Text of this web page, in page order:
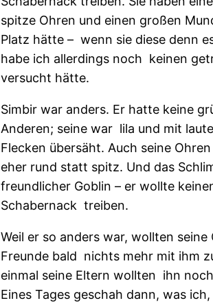
w
a
r
z
E
i
n
h
o
M
e
n
g
spitze Ohren und einen großen
Platz hätte – wenn sie diese denn
habe ich allerdings noch keinen
versucht hätte.
Simbir war anders. Er hatte keine
Anderen; seine war lila und mit
Flecken übersäht. Auch seine
eher rund statt spitz. Und das
freundlicher Goblin – er wollte
Schabernack treiben.
Weil er so anders war, wollten
Freunde bald nichts mehr mit ihm
einmal seine Eltern wollten ihn
Eines Tages geschah dann, was